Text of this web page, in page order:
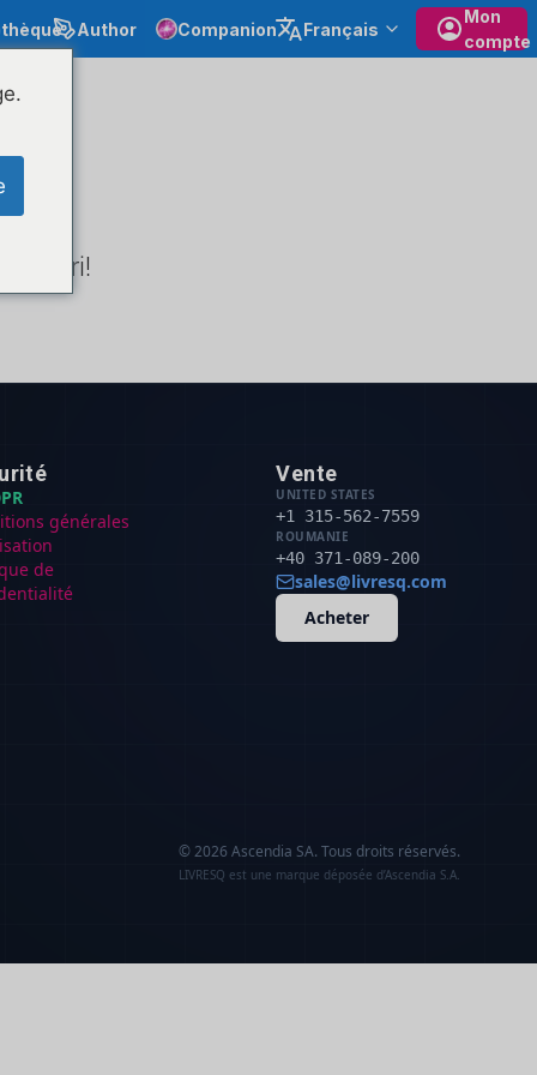
Author Companion Français
Mon
compte
générales
de
Vente
UNITED STATES
+1 315-562-7559
ROUMANIE
+40 371-089-200
sales@livresq.com
Acheter
© 2026 Ascendia SA. Tous droits réservés.
LIVRESQ est une marque déposée d’Ascendia S.A.